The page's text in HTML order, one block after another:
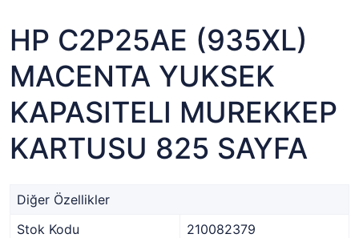
HP C2P25AE (935XL)
MACENTA YUKSEK
KAPASITELI MUREKKEP
KARTUSU 825 SAYFA
Diğer Özellikler
Stok Kodu
210082379